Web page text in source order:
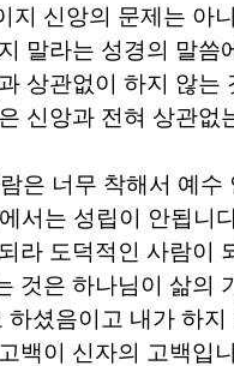
지 신앙의 문제는 아
말라는 성경의 말씀
상관없이 하지 않는
신앙과 전혀 상관없
은 너무 착해서 예수
서는 성립이 안됩니
라 도덕적인 사람이
것은 하나님이 삶의
셨음이고 내가 하지
백이 신자의 고백입